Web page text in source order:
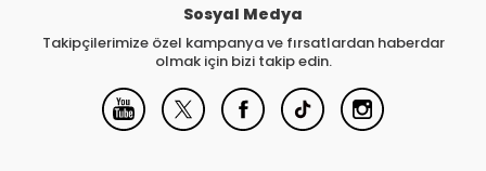
Sosyal Medya
Takipçilerimize özel kampanya ve fırsatlardan haberdar
olmak için bizi takip edin.